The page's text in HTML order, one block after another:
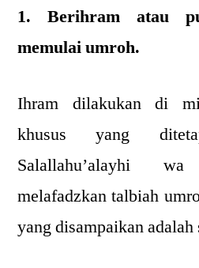
1. Berihram atau
memulai umroh.
Ihram dilakukan di
khusus yang
Salallahu’alayhi
melafadzkan talbiah
yang disampaikan